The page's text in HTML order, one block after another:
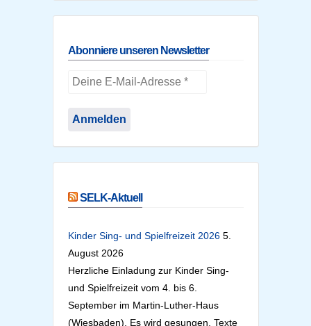
Abonniere unseren Newsletter
SELK-Aktuell
Kinder Sing- und Spielfreizeit 2026 5.
August 2026
Herzliche Einladung zur Kinder Sing-
und Spielfreizeit vom 4. bis 6.
September im Martin-Luther-Haus
(Wiesbaden). Es wird gesungen, Texte